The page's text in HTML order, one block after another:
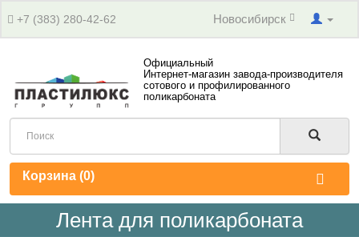
+7 (383) 280-42-62 Новосибирск
Официальный
Интернет-магазин завода-производителя
сотового и профилированного
поликарбоната
Корзина (0)
Лента для поликарбоната